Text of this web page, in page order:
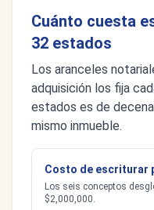
Cuánto cuesta
32 estados
Los aranceles
adquisición los fija
estados es de
mismo inmueble.
Costo de escriturar
Los seis conceptos
$2,000,000.